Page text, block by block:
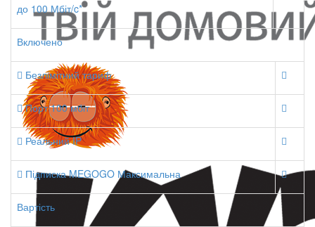
до 100 Мбіт/c*
Включено
Безлімітний тариф
Порт 100 мбіт
Реальний IP
Підписка MEGOGO Максимальна
Вартість